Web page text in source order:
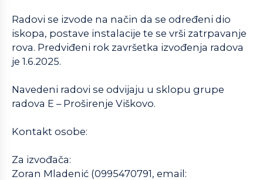
Radovi se izvode na način da se određeni dio
iskopa, postave instalacije te se vrši zatrpavanje
rova. Predviđeni rok završetka izvođenja radova
je 1.6.2025.
Navedeni radovi se odvijaju u sklopu grupe
radova E – Proširenje Viškovo.
Kontakt osobe:
Za izvođača:
Zoran Mladenić (0995470791, email: